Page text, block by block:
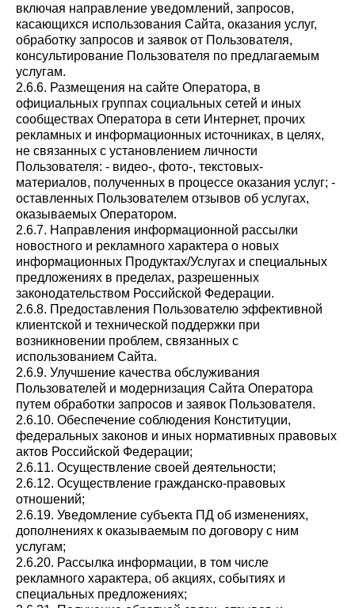
включая направление уведомлений, запросов,
касающихся использования Сайта, оказания услуг,
обработку запросов и заявок от Пользователя,
консультирование Пользователя по предлагаемым
услугам.
2.6.6. Размещения на сайте Оператора, в
официальных группах социальных сетей и иных
сообществах Оператора в сети Интернет, прочих
рекламных и информационных источниках, в целях,
не связанных с установлением личности
Пользователя: - видео-, фото-, текстовых-
материалов, полученных в процессе оказания услуг; -
оставленных Пользователем отзывов об услугах,
оказываемых Оператором.
2.6.7. Направления информационной рассылки
новостного и рекламного характера о новых
информационных Продуктах/Услугах и специальных
предложениях в пределах, разрешенных
законодательством Российской Федерации.
2.6.8. Предоставления Пользователю эффективной
клиентской и технической поддержки при
возникновении проблем, связанных с
использованием Сайта.
2.6.9. Улучшение качества обслуживания
Пользователей и модернизация Сайта Оператора
путем обработки запросов и заявок Пользователя.
2.6.10. Обеспечение соблюдения Конституции,
федеральных законов и иных нормативных правовых
актов Российской Федерации;
2.6.11. Осуществление своей деятельности;
2.6.12. Осуществление гражданско-правовых
отношений;
2.6.19. Уведомление субъекта ПД об изменениях,
дополнениях к оказываемым по договору с ним
услугам;
2.6.20. Рассылка информации, в том числе
рекламного характера, об акциях, событиях и
специальных предложениях;